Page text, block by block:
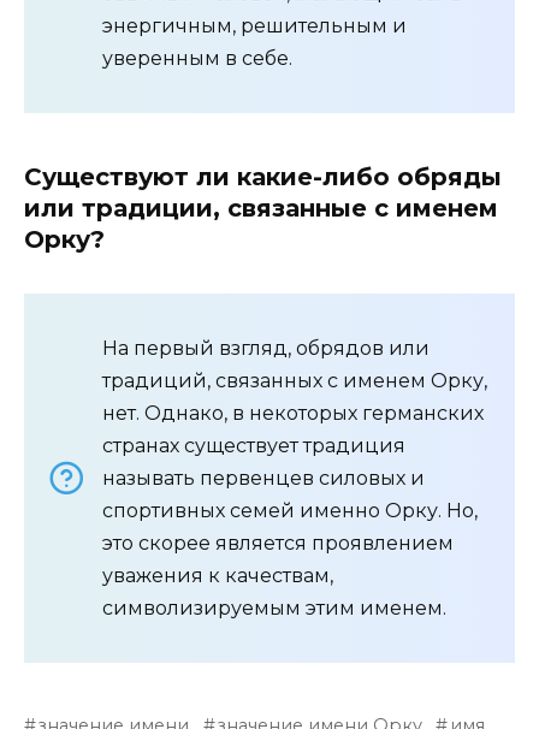
энергичным, решительным и
уверенным в себе.
Существуют ли какие-либо обряды
или традиции, связанные с именем
Орку?
На первый взгляд, обрядов или
традиций, связанных с именем Орку,
нет. Однако, в некоторых германских
странах существует традиция
называть первенцев силовых и
спортивных семей именно Орку. Но,
это скорее является проявлением
уважения к качествам,
символизируемым этим именем.